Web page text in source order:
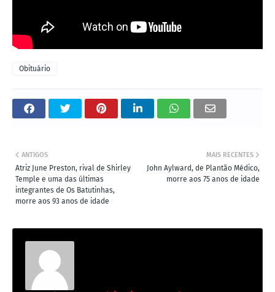
Obituário
MAIS RECENTES
John Aylward, de Plantão Médico,
morre aos 75 anos de idade
ANTIGOS
Atriz June Preston, rival de Shirley
Temple e uma das últimas
integrantes de Os Batutinhas,
morre aos 93 anos de idade